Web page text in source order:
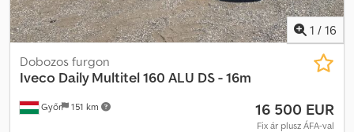
1 / 16
Győr 151 km
Dobozos furgon
Iveco Daily Multitel 160 ALU DS - 16m
16 500 EUR
Fix ár plusz ÁFA-val